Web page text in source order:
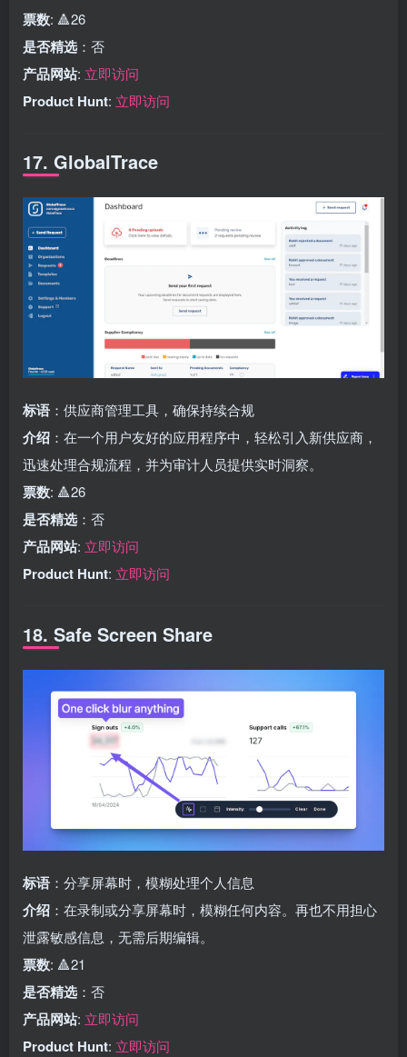
票数: 🔺26
是否精选 ：否
产品网站: 立即访问
Product Hunt: 立即访问
17. GlobalTrace
标语 ：供应商管理工具，确保持续合规
介绍 ：在一个用户友好的应用程序中，轻松引入新供应商，
迅速处理合规流程，并为审计人员提供实时洞察。
票数: 🔺26
是否精选 ：否
产品网站: 立即访问
Product Hunt: 立即访问
18. Safe Screen Share
标语 ：分享屏幕时，模糊处理个人信息
介绍 ：在录制或分享屏幕时，模糊任何内容。再也不用担心
泄露敏感信息，无需后期编辑。
票数: 🔺21
是否精选 ：否
产品网站: 立即访问
Product Hunt: 立即访问